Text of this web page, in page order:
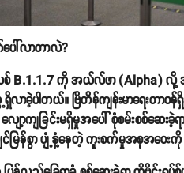
ေါ်လာတာလဲ?
စ်သစ် B.1.1.7 ကို အယ်လ်ဖာ (Alpha) လို့
ရှိလာခဲ့ပါတယ်။ ဗြိတိန်ကျန်းမာရေးတ
ာ့ကျခြင်းမရှိမှုအပေါ် စုံစမ်းစစ်ဆေးခဲ့
မြန်စွာ ပျံ့နှံ့နေတဲ့ ကူးစက်မှုအစုအဝေး